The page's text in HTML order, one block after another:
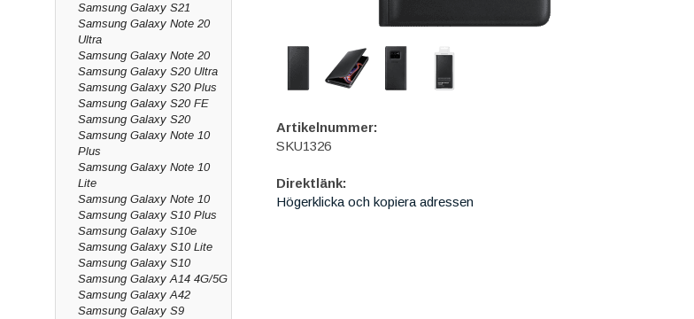
Samsung Galaxy S21
Samsung Galaxy Note 20
Ultra
Samsung Galaxy Note 20
Samsung Galaxy S20 Ultra
Samsung Galaxy S20 Plus
Samsung Galaxy S20 FE
Samsung Galaxy S20
Samsung Galaxy Note 10
Plus
Samsung Galaxy Note 10
Lite
Samsung Galaxy Note 10
Samsung Galaxy S10 Plus
Samsung Galaxy S10e
Samsung Galaxy S10 Lite
Samsung Galaxy S10
Samsung Galaxy A14 4G/5G
Samsung Galaxy A42
Samsung Galaxy S9
Artikelnummer:
SKU1326
Direktlänk:
Högerklicka och kopiera adressen